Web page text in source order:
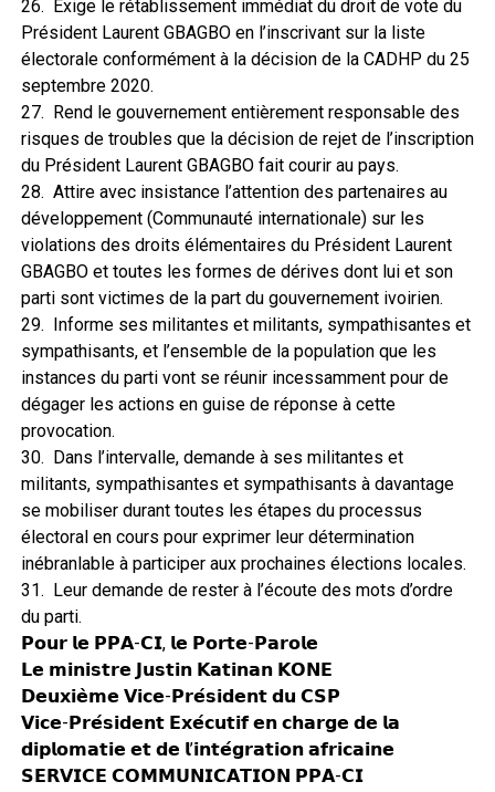
26. Exige le rétablissement immédiat du droit de vote du
Président Laurent GBAGBO en l’inscrivant sur la liste
électorale conformément à la décision de la CADHP du 25
septembre 2020.
27. Rend le gouvernement entièrement responsable des
risques de troubles que la décision de rejet de l’inscription
du Président Laurent GBAGBO fait courir au pays.
28. Attire avec insistance l’attention des partenaires au
développement (Communauté internationale) sur les
violations des droits élémentaires du Président Laurent
GBAGBO et toutes les formes de dérives dont lui et son
parti sont victimes de la part du gouvernement ivoirien.
29. Informe ses militantes et militants, sympathisantes et
sympathisants, et l’ensemble de la population que les
instances du parti vont se réunir incessamment pour de
dégager les actions en guise de réponse à cette
provocation.
30. Dans l’intervalle, demande à ses militantes et
militants, sympathisantes et sympathisants à davantage
se mobiliser durant toutes les étapes du processus
électoral en cours pour exprimer leur détermination
inébranlable à participer aux prochaines élections locales.
31. Leur demande de rester à l’écoute des mots d’ordre
du parti.
𝗣𝗼𝘂𝗿 𝗹𝗲 𝗣𝗣𝗔-𝗖𝗜, 𝗹𝗲 𝗣𝗼𝗿𝘁𝗲-𝗣𝗮𝗿𝗼𝗹𝗲
𝗟𝗲 𝗺𝗶𝗻𝗶𝘀𝘁𝗿𝗲 𝗝𝘂𝘀𝘁𝗶𝗻 𝗞𝗮𝘁𝗶𝗻𝗮𝗻 𝗞𝗢𝗡𝗘
𝗗𝗲𝘂𝘅𝗶𝗲̀𝗺𝗲 𝗩𝗶𝗰𝗲-𝗣𝗿𝗲́𝘀𝗶𝗱𝗲𝗻𝘁 𝗱𝘂 𝗖𝗦𝗣
𝗩𝗶𝗰𝗲-𝗣𝗿𝗲́𝘀𝗶𝗱𝗲𝗻𝘁 𝗘𝘅𝗲́𝗰𝘂𝘁𝗶𝗳 𝗲𝗻 𝗰𝗵𝗮𝗿𝗴𝗲 𝗱𝗲 𝗹𝗮
𝗱𝗶𝗽𝗹𝗼𝗺𝗮𝘁𝗶𝗲 𝗲𝘁 𝗱𝗲 𝗹’𝗶𝗻𝘁𝗲́𝗴𝗿𝗮𝘁𝗶𝗼𝗻 𝗮𝗳𝗿𝗶𝗰𝗮𝗶𝗻𝗲
𝗦𝗘𝗥𝗩𝗜𝗖𝗘 𝗖𝗢𝗠𝗠𝗨𝗡𝗜𝗖𝗔𝗧𝗜𝗢𝗡 𝗣𝗣𝗔-𝗖𝗜